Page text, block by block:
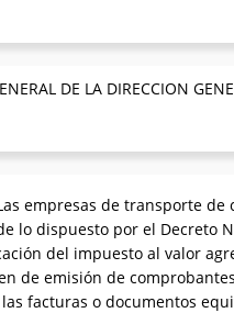
DE LA DIRECCION
Las empresas de transporte
lo dispuesto por el Decreto
del impuesto al valor
de emisión de
facturas o documentos